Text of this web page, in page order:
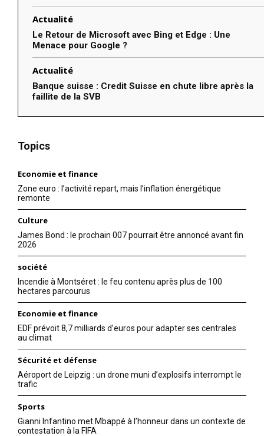
Actualité
Le Retour de Microsoft avec Bing et Edge : Une
Menace pour Google ?
Actualité
Banque suisse : Credit Suisse en chute libre après la
faillite de la SVB
Topics
Economie et finance
Zone euro : l’activité repart, mais l’inflation énergétique
remonte
Culture
James Bond : le prochain 007 pourrait être annoncé avant fin
2026
société
Incendie à Montséret : le feu contenu après plus de 100
hectares parcourus
Economie et finance
EDF prévoit 8,7 milliards d’euros pour adapter ses centrales
au climat
Sécurité et défense
Aéroport de Leipzig : un drone muni d’explosifs interrompt le
trafic
Sports
Gianni Infantino met Mbappé à l’honneur dans un contexte de
contestation à la FIFA